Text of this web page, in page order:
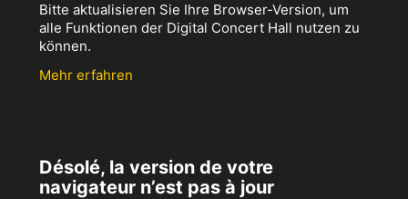
Bitte aktualisieren Sie Ihre Browser-Version, um
alle Funktionen der Digital Concert Hall nutzen zu
können.
Mehr erfahren
Désolé, la version de votre
navigateur n’est pas à jour